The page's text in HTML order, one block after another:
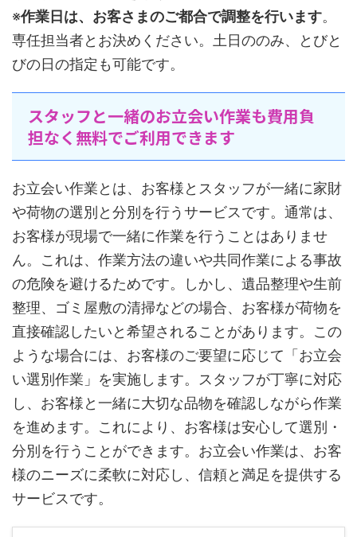
※作業日は、お客さまのご都合で調整を行います。
専任担当者とお決めください。土日ののみ、とびと
びの日の指定も可能です。
スタッフと一緒のお立会い作業も費用負
担なく無料でご利用できます
お立会い作業とは、お客様とスタッフが一緒に家財
や荷物の選別と分別を行うサービスです。通常は、
お客様が現場で一緒に作業を行うことはありませ
ん。これは、作業方法の違いや共同作業による事故
の危険を避けるためです。しかし、遺品整理や生前
整理、ゴミ屋敷の清掃などの場合、お客様が荷物を
直接確認したいと希望されることがあります。この
ような場合には、お客様のご要望に応じて「お立会
い選別作業」を実施します。スタッフが丁寧に対応
し、お客様と一緒に大切な品物を確認しながら作業
を進めます。これにより、お客様は安心して選別・
分別を行うことができます。お立会い作業は、お客
様のニーズに柔軟に対応し、信頼と満足を提供する
サービスです。